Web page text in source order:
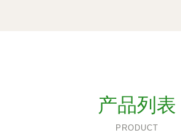
产品列表
PRODUCT